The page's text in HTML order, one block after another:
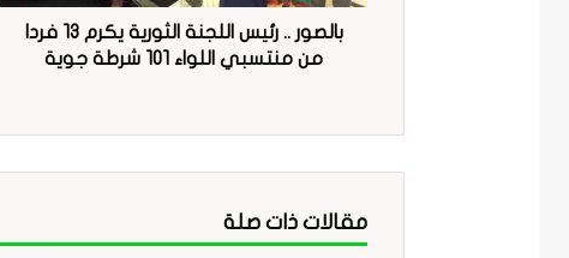
بالصور .. رئيس اللجنة الثورية يكرم 13 فردا
من منتسبي اللواء 101 شرطة جوية
مقالات ذات صلة